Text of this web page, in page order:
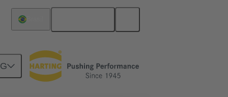
61 88 720 0010 0050